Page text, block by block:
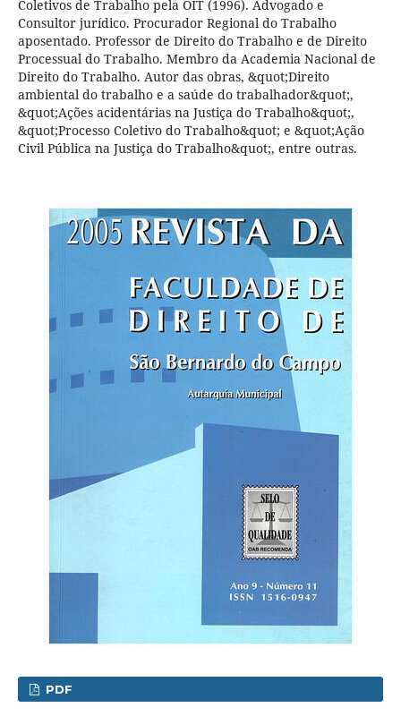
Coletivos de Trabalho pela OIT (1996). Advogado e
Consultor jurídico. Procurador Regional do Trabalho
aposentado. Professor de Direito do Trabalho e de Direito
Processual do Trabalho. Membro da Academia Nacional de
Direito do Trabalho. Autor das obras, &quot;Direito
ambiental do trabalho e a saúde do trabalhador&quot;,
&quot;Ações acidentárias na Justiça do Trabalho&quot;,
&quot;Processo Coletivo do Trabalho&quot; e &quot;Ação
Civil Pública na Justiça do Trabalho&quot;, entre outras.
PDF